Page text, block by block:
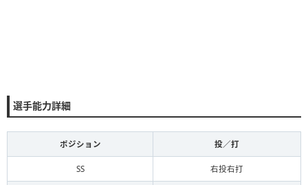
選手能力詳細
ポジション 投／打
SS 右投右打